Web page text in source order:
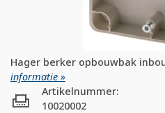
Hager berker opbouwbak
informatie »
Artikelnummer:
10020002